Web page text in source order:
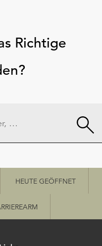
Richtige
HEUTE GEÖFFNET